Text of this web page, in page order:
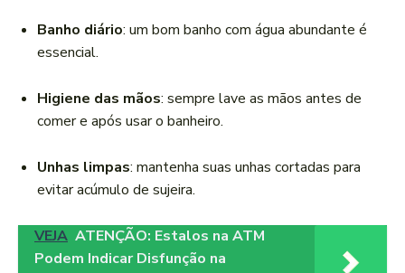
Banho diário: um bom banho com água abundante é
essencial.
Higiene das mãos: sempre lave as mãos antes de
comer e após usar o banheiro.
Unhas limpas: mantenha suas unhas cortadas para
evitar acúmulo de sujeira.
VEJA ATENÇÃO: Estalos na ATM
Podem Indicar Disfunção na